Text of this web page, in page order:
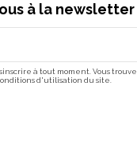
à la newsletter
à tout moment. Vous
d'utilisation du site.